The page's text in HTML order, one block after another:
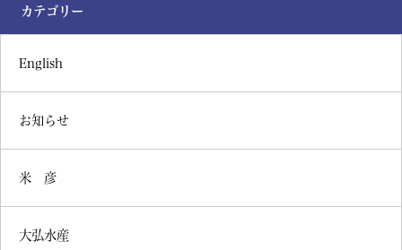
カテゴリー
English
お知らせ
米 彦
大弘水産